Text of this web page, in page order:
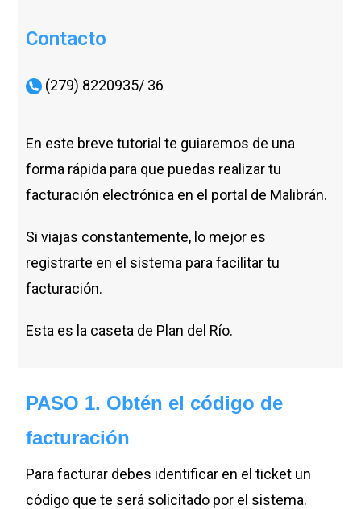
Contacto
(279) 8220935/ 36
En este breve tutorial te guiaremos de una
forma rápida para que puedas realizar tu
facturación electrónica en el portal de Malibrán.
Si viajas constantemente, lo mejor es
registrarte en el sistema para facilitar tu
facturación.
Esta es la caseta de Plan del Río.
PASO 1. Obtén el código de
facturación
Para facturar debes identificar en el ticket un
código que te será solicitado por el sistema.